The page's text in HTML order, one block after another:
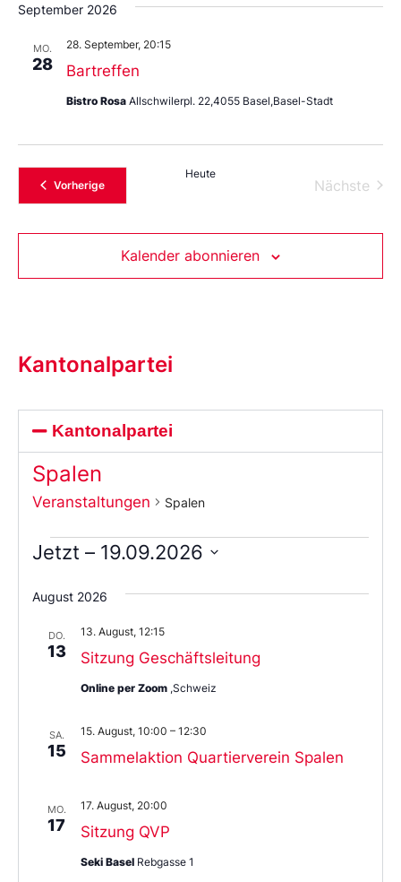
September 2026
MO.
28 Bartreffen
28. September, 20:15
Bistro Rosa Allschwilerpl. 22,4055 Basel,Basel-Stadt
VorherigeVeranstaltungen
Heute
Nächste
Kalender abonnieren
Kantonalpartei
Kantonalpartei
Spalen
Veranstaltungen Spalen
Jetzt – 19.09.2026
Sie
das
aus.
August 2026
DO.
13 Sitzung Geschäftsleitung
13. August, 12:15
Online per Zoom ,Schweiz
SA.
15 Sammelaktion Quartierverein Spalen
15. August, 10:00 – 12:30
MO.
17 Sitzung QVP
17. August, 20:00
Seki Basel Rebgasse 1